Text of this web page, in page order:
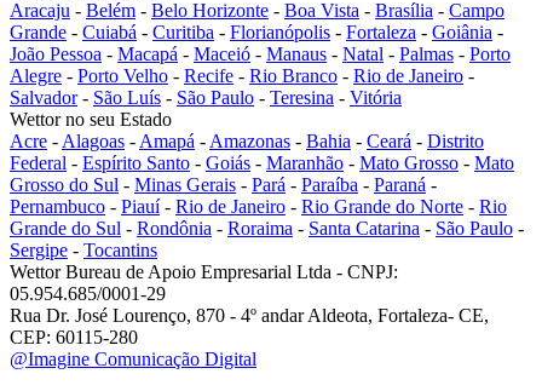
Aracaju - Belém - Belo Horizonte - Boa Vista - Brasília - Campo
Grande - Cuiabá - Curitiba - Florianópolis - Fortaleza - Goiânia -
João Pessoa - Macapá - Maceió - Manaus - Natal - Palmas - Porto
Alegre - Porto Velho - Recife - Rio Branco - Rio de Janeiro -
Salvador- São Luís - São Paulo - Teresina - Vitória
Wettor no seu Estado
Acre - Alagoas - Amapá - Amazonas - Bahia - Ceará - Distrito
Federal - Espírito Santo - Goiás - Maranhão - Mato Grosso - Mato
Grosso do Sul - Minas Gerais - Pará - Paraíba - Paraná -
Pernambuco - Piauí- Rio de Janeiro - Rio Grande do Norte - Rio
Grande do Sul - Rondônia - Roraima - Santa Catarina - São Paulo -
Sergipe - Tocantins
Wettor Bureau de Apoio Empresarial Ltda - CNPJ:
05.954.685/0001-29
Rua Dr. José Lourenço, 870 - 4º andar Aldeota, Fortaleza- CE,
CEP: 60115-280
@Imagine Comunicação Digital